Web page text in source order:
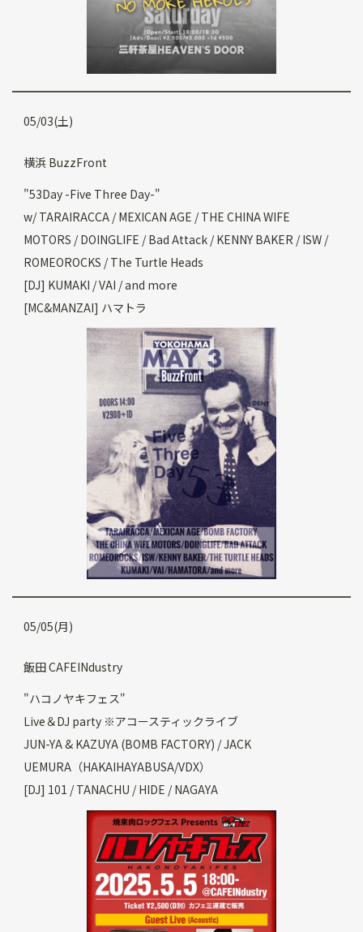
05/03(土)
横浜 BuzzFront
"53Day -Five Three Day-"
w/ TARAIRACCA / MEXICAN AGE / THE CHINA WIFE
MOTORS / DOINGLIFE / Bad Attack / KENNY BAKER / ISW /
ROMEOROCKS / The Turtle Heads
[DJ] KUMAKI / VAI / and more
[MC&MANZAI] ハマトラ
05/05(月)
飯田 CAFEINdustry
"ハコノヤキフェス"
Live＆DJ party ※アコースティックライブ
JUN-YA & KAZUYA (BOMB FACTORY) / JACK
UEMURA（HAKAIHAYABUSA/VDX）
[DJ] 101 / TANACHU / HIDE / NAGAYA